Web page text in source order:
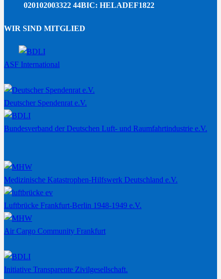
020102003322 44BIC: HELADEF1822
WIR SIND MITGLIED
ASF International
Deutscher Spendenrat e.V.
Bundesverband der Deutschen Luft- und Raumfahrtindustrie e.V.
Medizinische Katastrophen-Hilfswerk Deutschland e.V.
Luftbrücke Frankfurt-Berlin 1948-1949 e.V.
Air Cargo Community Frankfurt
Initiative Transparente Zivilgesellschaft.